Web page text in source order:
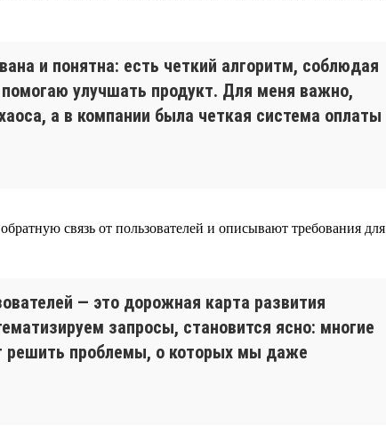
и понятна: есть четкий алгоритм, соблюдая
улучшать продукт. Для меня важно,
а в компании была четкая система оплаты
связь от пользователей и описывают требования для
— это дорожная карта развития
запросы, становится ясно: многие
решить проблемы, о которых мы даже